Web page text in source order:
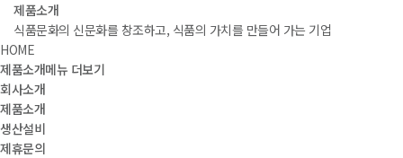
제품소개
식품문화의 신문화를 창조하고, 식품의 가치를 만들어 가는 기업
HOME
제품소개메뉴 더보기
회사소개
제품소개
생산설비
제휴문의